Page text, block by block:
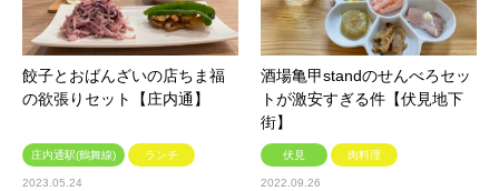
餃子とおばんざいの店ちま福
の欲張りセット【庄内通】
庄内通駅(鶴舞線) ランチ
2023.05.24
酒場亀甲standのせんべろセッ
トが激安すぎる件【伏見地下
街】
伏見 肉料理
2022.09.26